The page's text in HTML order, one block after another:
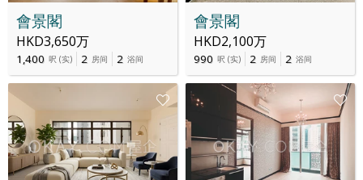
會景閣
HKD3,650万
1,400 呎 (实) 2 房间 2 浴间
會景閣
HKD2,100万
990 呎 (实) 2 房间 2 浴间
04 1月 2008 HK$ 1,310万